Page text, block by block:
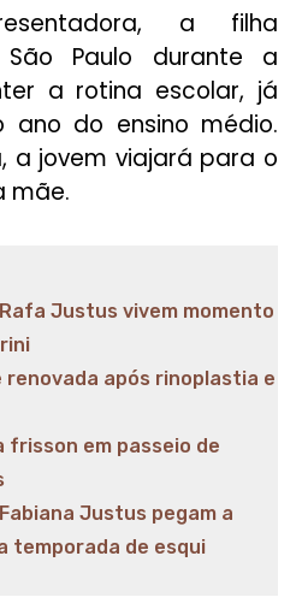
a filha
Paulo durante a
a rotina escolar, já
do ensino médio.
a jovem viajará para o
mãe.
Justus vivem momento
após rinoplastia e
frisson em passeio de
Justus pegam a
temporada de esqui